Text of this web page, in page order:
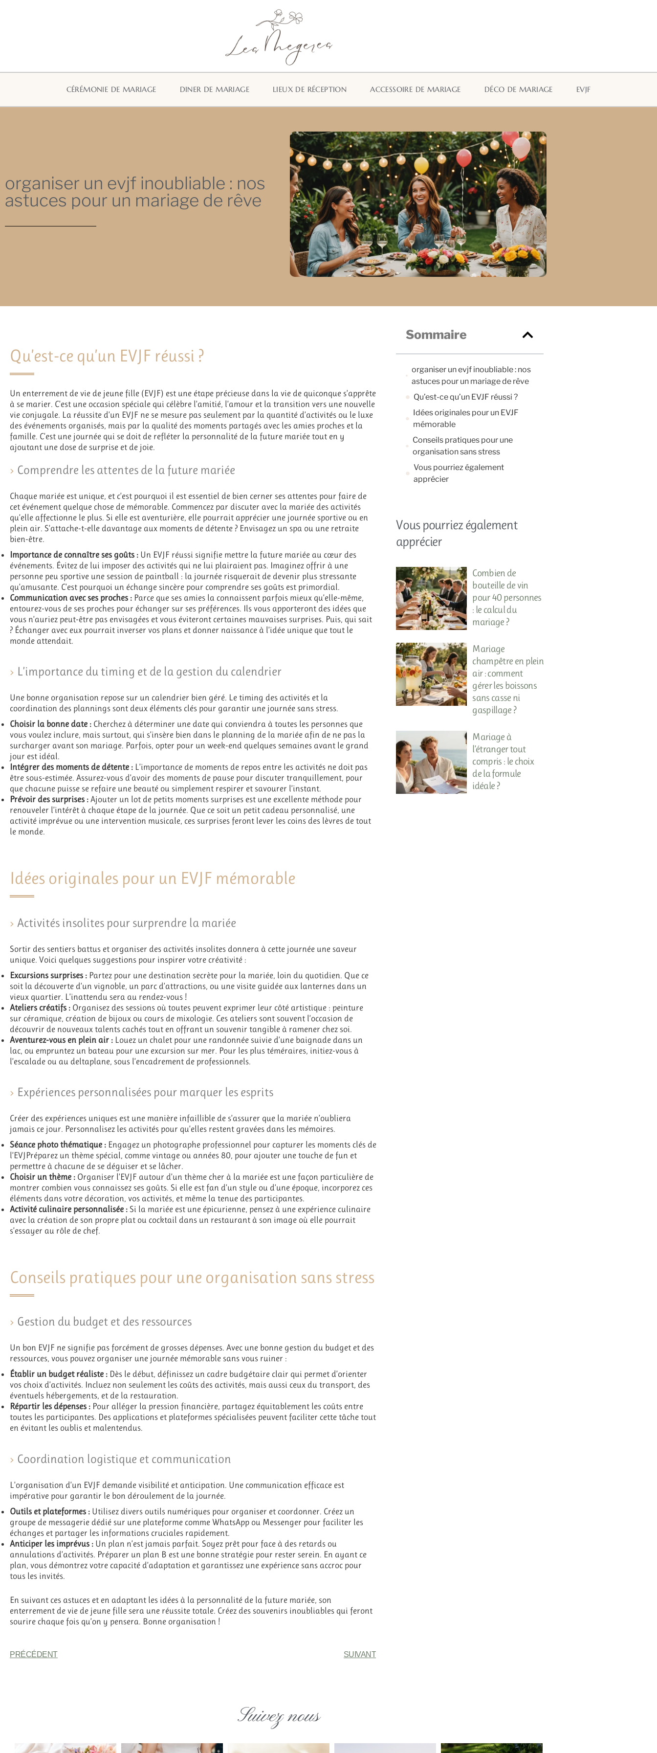
CÉRÉMONIE DE MARIAGE DINER DE MARIAGE LIEUX DE RÉCEPTION ACCESSOIRE DE MARIAGE DÉCO DE MARIAGE EVJF
organiser un evjf inoubliable : nos
astuces pour un mariage de rêve
Qu’est-ce qu’un EVJF réussi ?
Un enterrement de vie de jeune fille (EVJF) est une étape précieuse dans la vie de quiconque s’apprête
à se marier. C’est une occasion spéciale qui célèbre l’amitié, l’amour et la transition vers une nouvelle
vie conjugale. La réussite d’un EVJF ne se mesure pas seulement par la quantité d’activités ou le luxe
des événements organisés, mais par la qualité des moments partagés avec les amies proches et la
famille. C’est une journée qui se doit de refléter la personnalité de la future mariée tout en y
ajoutant une dose de surprise et de joie.
Comprendre les attentes de la future mariée
Chaque mariée est unique, et c’est pourquoi il est essentiel de bien cerner ses attentes pour faire de
cet événement quelque chose de mémorable. Commencez par discuter avec la mariée des activités
qu’elle affectionne le plus. Si elle est aventurière, elle pourrait apprécier une journée sportive ou en
plein air. S’attache-t-elle davantage aux moments de détente ? Envisagez un spa ou une retraite
bien-être.
Importance de connaître ses goûts : Un EVJF réussi signifie mettre la future mariée au cœur des
événements. Évitez de lui imposer des activités qui ne lui plairaient pas. Imaginez offrir à une
personne peu sportive une session de paintball : la journée risquerait de devenir plus stressante
qu’amusante. C’est pourquoi un échange sincère pour comprendre ses goûts est primordial.
Communication avec ses proches : Parce que ses amies la connaissent parfois mieux qu’elle-même,
entourez-vous de ses proches pour échanger sur ses préférences. Ils vous apporteront des idées que
vous n’auriez peut-être pas envisagées et vous éviteront certaines mauvaises surprises. Puis, qui sait
? Échanger avec eux pourrait inverser vos plans et donner naissance à l’idée unique que tout le
monde attendait.
L’importance du timing et de la gestion du calendrier
Une bonne organisation repose sur un calendrier bien géré. Le timing des activités et la
coordination des plannings sont deux éléments clés pour garantir une journée sans stress.
Choisir la bonne date : Cherchez à déterminer une date qui conviendra à toutes les personnes que
vous voulez inclure, mais surtout, qui s’insère bien dans le planning de la mariée afin de ne pas la
surcharger avant son mariage. Parfois, opter pour un week-end quelques semaines avant le grand
jour est idéal.
Intégrer des moments de détente : L’importance de moments de repos entre les activités ne doit pas
être sous-estimée. Assurez-vous d’avoir des moments de pause pour discuter tranquillement, pour
que chacune puisse se refaire une beauté ou simplement respirer et savourer l’instant.
Prévoir des surprises : Ajouter un lot de petits moments surprises est une excellente méthode pour
renouveler l’intérêt à chaque étape de la journée. Que ce soit un petit cadeau personnalisé, une
activité imprévue ou une intervention musicale, ces surprises feront lever les coins des lèvres de tout
le monde.
Idées originales pour un EVJF mémorable
Activités insolites pour surprendre la mariée
Sortir des sentiers battus et organiser des activités insolites donnera à cette journée une saveur
unique. Voici quelques suggestions pour inspirer votre créativité :
Excursions surprises : Partez pour une destination secrète pour la mariée, loin du quotidien. Que ce
soit la découverte d’un vignoble, un parc d’attractions, ou une visite guidée aux lanternes dans un
vieux quartier. L’inattendu sera au rendez-vous !
Ateliers créatifs : Organisez des sessions où toutes peuvent exprimer leur côté artistique : peinture
sur céramique, création de bijoux ou cours de mixologie. Ces ateliers sont souvent l’occasion de
découvrir de nouveaux talents cachés tout en offrant un souvenir tangible à ramener chez soi.
Aventurez-vous en plein air : Louez un chalet pour une randonnée suivie d’une baignade dans un
lac, ou empruntez un bateau pour une excursion sur mer. Pour les plus téméraires, initiez-vous à
l’escalade ou au deltaplane, sous l’encadrement de professionnels.
Expériences personnalisées pour marquer les esprits
Créer des expériences uniques est une manière infaillible de s’assurer que la mariée n’oubliera
jamais ce jour. Personnalisez les activités pour qu’elles restent gravées dans les mémoires.
Séance photo thématique : Engagez un photographe professionnel pour capturer les moments clés de
l’EVJPréparez un thème spécial, comme vintage ou années 80, pour ajouter une touche de fun et
permettre à chacune de se déguiser et se lâcher.
Choisir un thème : Organiser l’EVJF autour d’un thème cher à la mariée est une façon particulière de
montrer combien vous connaissez ses goûts. Si elle est fan d’un style ou d’une époque, incorporez ces
éléments dans votre décoration, vos activités, et même la tenue des participantes.
Activité culinaire personnalisée : Si la mariée est une épicurienne, pensez à une expérience culinaire
avec la création de son propre plat ou cocktail dans un restaurant à son image où elle pourrait
s’essayer au rôle de chef.
Conseils pratiques pour une organisation sans stress
Gestion du budget et des ressources
Un bon EVJF ne signifie pas forcément de grosses dépenses. Avec une bonne gestion du budget et des
ressources, vous pouvez organiser une journée mémorable sans vous ruiner :
Établir un budget réaliste : Dès le début, définissez un cadre budgétaire clair qui permet d’orienter
vos choix d’activités. Incluez non seulement les coûts des activités, mais aussi ceux du transport, des
éventuels hébergements, et de la restauration.
Répartir les dépenses : Pour alléger la pression financière, partagez équitablement les coûts entre
toutes les participantes. Des applications et plateformes spécialisées peuvent faciliter cette tâche tout
en évitant les oublis et malentendus.
Coordination logistique et communication
L’organisation d’un EVJF demande visibilité et anticipation. Une communication efficace est
impérative pour garantir le bon déroulement de la journée.
Outils et plateformes : Utilisez divers outils numériques pour organiser et coordonner. Créez un
groupe de messagerie dédié sur une plateforme comme WhatsApp ou Messenger pour faciliter les
échanges et partager les informations cruciales rapidement.
Anticiper les imprévus : Un plan n’est jamais parfait. Soyez prêt pour face à des retards ou
annulations d’activités. Préparer un plan B est une bonne stratégie pour rester serein. En ayant ce
plan, vous démontrez votre capacité d’adaptation et garantissez une expérience sans accroc pour
tous les invités.
En suivant ces astuces et en adaptant les idées à la personnalité de la future mariée, son
enterrement de vie de jeune fille sera une réussite totale. Créez des souvenirs inoubliables qui feront
sourire chaque fois qu’on y pensera. Bonne organisation !
PRÉCÉDENT SUIVANT
Sommaire
organiser un evjf inoubliable : nos
astuces pour un mariage de rêve
Qu’est-ce qu’un EVJF réussi ?
Idées originales pour un EVJF
mémorable
Conseils pratiques pour une
organisation sans stress
Vous pourriez également
apprécier
Vous pourriez également
apprécier
Combien de
bouteille de vin
pour 40 personnes
: le calcul du
mariage ?
Mariage
champêtre en plein
air : comment
gérer les boissons
sans casse ni
gaspillage ?
Mariage à
l’étranger tout
compris : le choix
de la formule
idéale ?
Suivez nous